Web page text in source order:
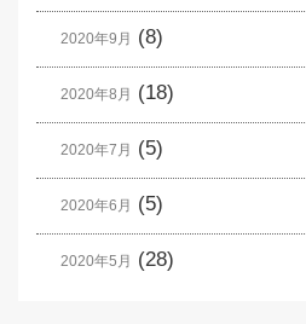
2020年9月 (8)
2020年8月 (18)
2020年7月 (5)
2020年6月 (5)
2020年5月 (28)